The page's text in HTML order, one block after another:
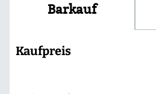
Barkauf
Kaufpreis